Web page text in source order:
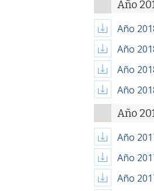
Año
Año
Año
Año
Año
Año
Año
Año
Año